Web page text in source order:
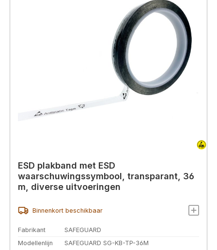
ESD plakband met ESD
waarschuwingssymbool, transparant, 36
m, diverse uitvoeringen
Binnenkort beschikbaar
Fabrikant
SAFEGUARD
Modellenlijn
SAFEGUARD SG-KB-TP-36M